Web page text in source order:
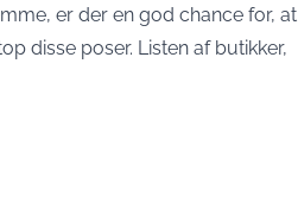
er der en god chance for, at
disse poser. Listen af butikker,